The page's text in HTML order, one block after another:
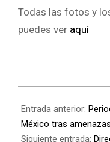
Todas las fotos y
puedes ver aquí
Entrada anterior:
México tras
Siguiente entrada: